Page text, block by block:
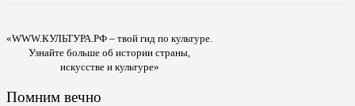
«WWW.КУЛЬТУРА.РФ – твой гид по культуре.
Узнайте больше об истории страны,
искусстве и культуре»
Помним вечно